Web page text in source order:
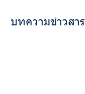
บทความข่าวสาร